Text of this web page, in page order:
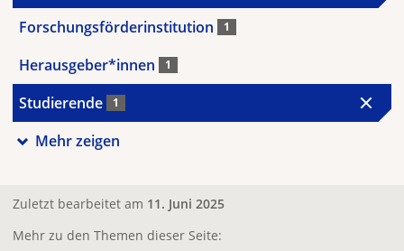
Forschungsförderinstitution 1
Herausgeber*innen 1
Studierende 1
Mehr zeigen
Zuletzt bearbeitet am 11. Juni 2025
Mehr zu den Themen dieser Seite: